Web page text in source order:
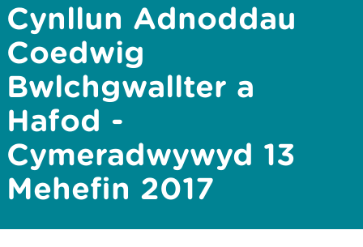
Cynllun Adnoddau
Coedwig
Bwlchgwallter a
Hafod -
Cymeradwywyd 13
Mehefin 2017